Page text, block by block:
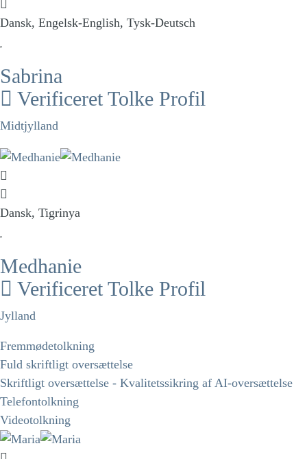
Dansk, Engelsk-English, Tysk-Deutsch
Sabrina
Verificeret Tolke Profil
Midtjylland
Dansk, Tigrinya
Medhanie
Verificeret Tolke Profil
Jylland
Fremmødetolkning
Fuld skriftligt oversættelse
Skriftligt oversættelse - Kvalitetssikring af AI-oversættelse
Telefontolkning
Videotolkning